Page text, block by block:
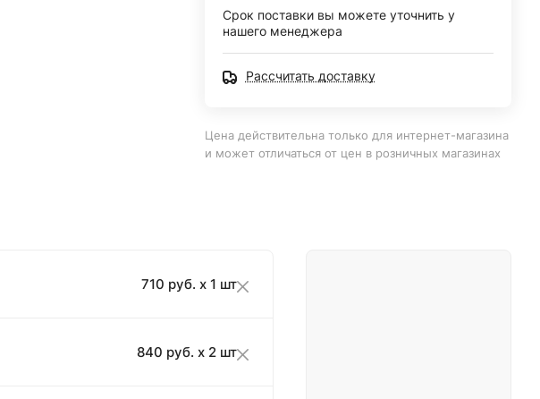
Срок поставки вы можете уточнить у
нашего менеджера
Рассчитать доставку
Цена действительна только для интернет-магазина
и может отличаться от цен в розничных магазинах
710 руб. x 1 шт
840 руб. x 2 шт